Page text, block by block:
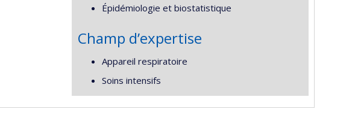
Épidémiologie et biostatistique
Champ d’expertise
Appareil respiratoire
Soins intensifs